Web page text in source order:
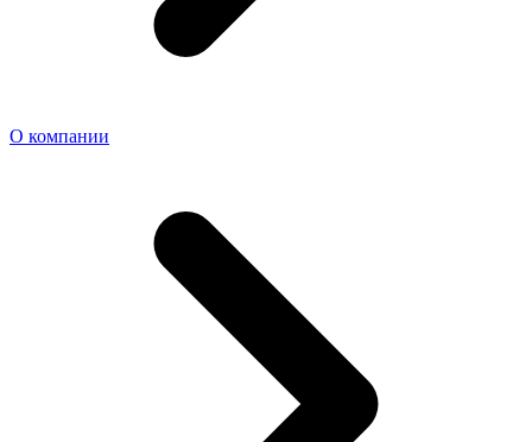
О компании